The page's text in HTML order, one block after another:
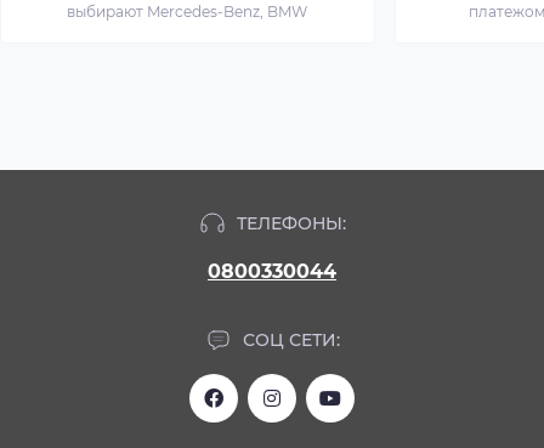
выбирают Mercedes-Benz, BMW
ТЕЛЕФОНЫ:
0800330044
СОЦ СЕТИ: